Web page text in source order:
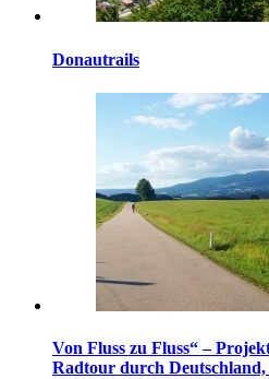
Donautrails
Von Fluss zu Fluss“ –
Radtour durch Deutschland,